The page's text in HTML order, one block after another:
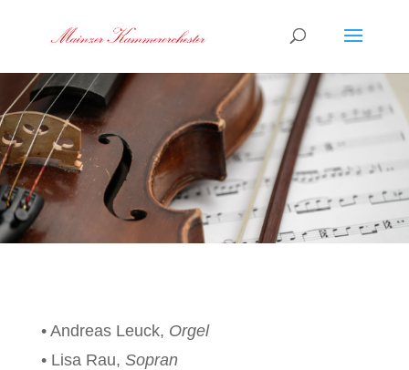
• Andreas Leuck, Orgel
• Lisa Rau, Sopran